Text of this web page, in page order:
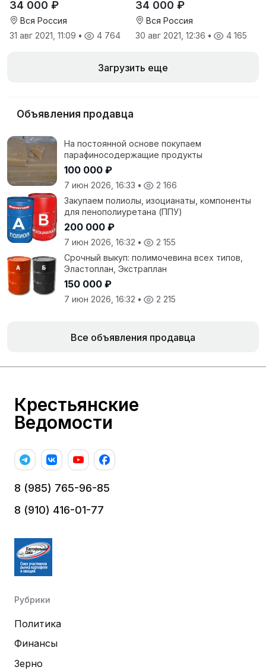
России
34 000 ₽
Вся Россия
31 авг 2021, 11:09 • 4 764
России
34 000 ₽
Вся Россия
30 авг 2021, 12:36 • 4 165
Загрузить еще
Объявления продавца
На постоянной основе покупаем
парафиносодержащие продукты
100 000 ₽
7 июн 2026, 16:33 •
2 166
Закупаем полиолы, изоцианаты, компоненты
для пенополиуретана (ППУ)
200 000 ₽
7 июн 2026, 16:32 •
2 155
Срочный выкуп: полимочевина всех типов,
Эластоплан, Экстраплан
150 000 ₽
7 июн 2026, 16:32 • 2 215
Все объявления продавца
Крестьянские
Ведомости
8 (985) 765-96-85
8 (910) 416-01-77
Рубрики
Политика
Финансы
Зерно